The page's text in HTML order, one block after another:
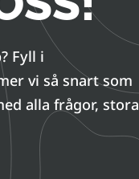
Fyll i
vi så snart som
alla frågor, stora